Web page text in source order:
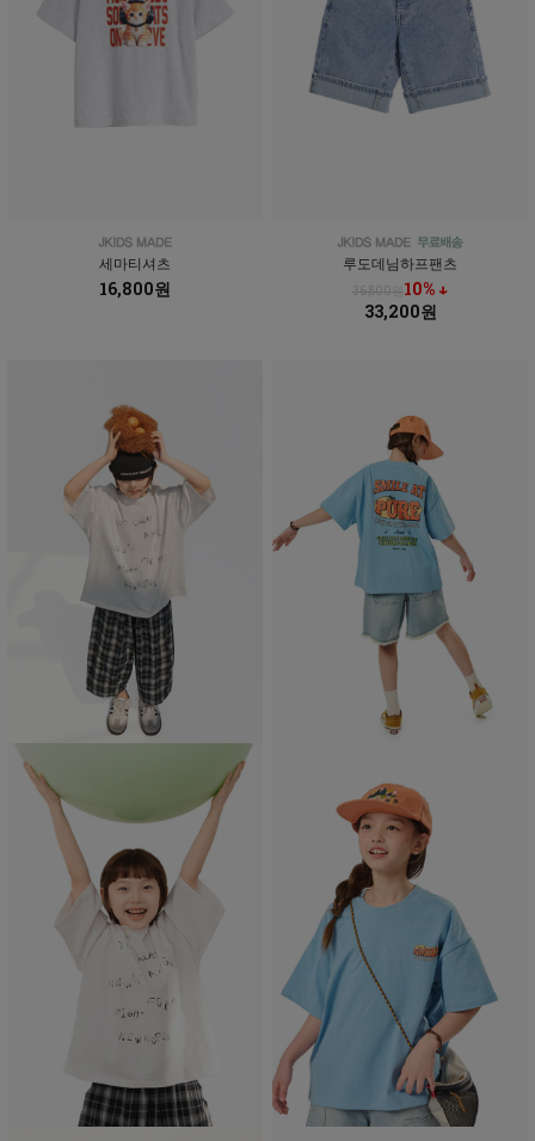
세마티셔츠
16,800원
루도데님하프팬츠
36,800원10% ↓
33,200원